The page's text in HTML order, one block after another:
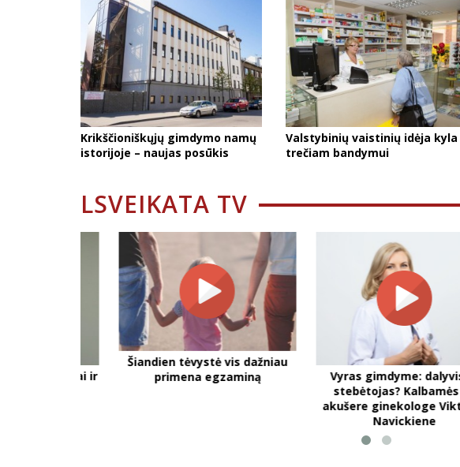
Krikščioniškųjų gimdymo namų
istorijoje – naujas posūkis
Valstybinių vaistinių idėja kyla
trečiam bandymui
LSVEIKATA TV
Šiandien tėvystė vis dažniau
primena egzaminą
Vyras gimdyme: dalyvis ar
stebėtojas? Kalbamės su
akušere ginekologe Viktorija
Navickiene